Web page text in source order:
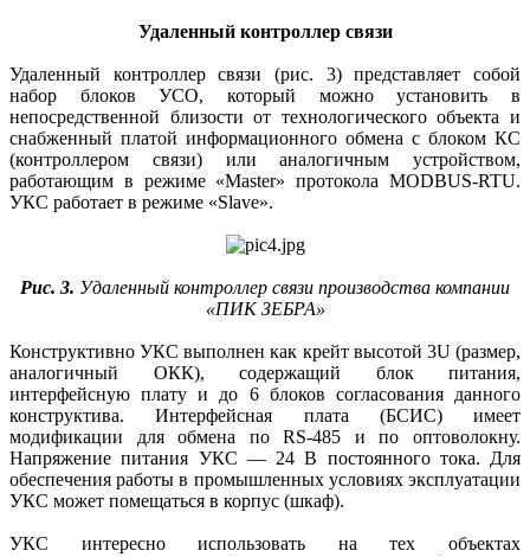
Удаленный контроллер связи
Удаленный контроллер связи (рис. 3) представляет собой
набор блоков УСО, который можно установить в
непосредственной близости от технологического объекта и
снабженный платой информационного обмена с блоком КС
(контроллером связи) или аналогичным устройством,
работающим в режиме «Master» протокола MODBUS-RTU.
УКС работает в режиме «Slave».
Рис. 3. Удаленный контроллер связи производства компании
«ПИК ЗЕБРА»
Конструктивно УКС выполнен как крейт высотой 3U (размер,
аналогичный ОКК), содержащий блок питания,
интерфейсную плату и до 6 блоков согласования данного
конструктива. Интерфейсная плата (БСИС) имеет
модификации для обмена по RS-485 и по оптоволокну.
Напряжение питания УКС — 24 В постоянного тока. Для
обеспечения работы в промышленных условиях эксплуатации
УКС может помещаться в корпус (шкаф).
УКС интересно использовать на тех объектах